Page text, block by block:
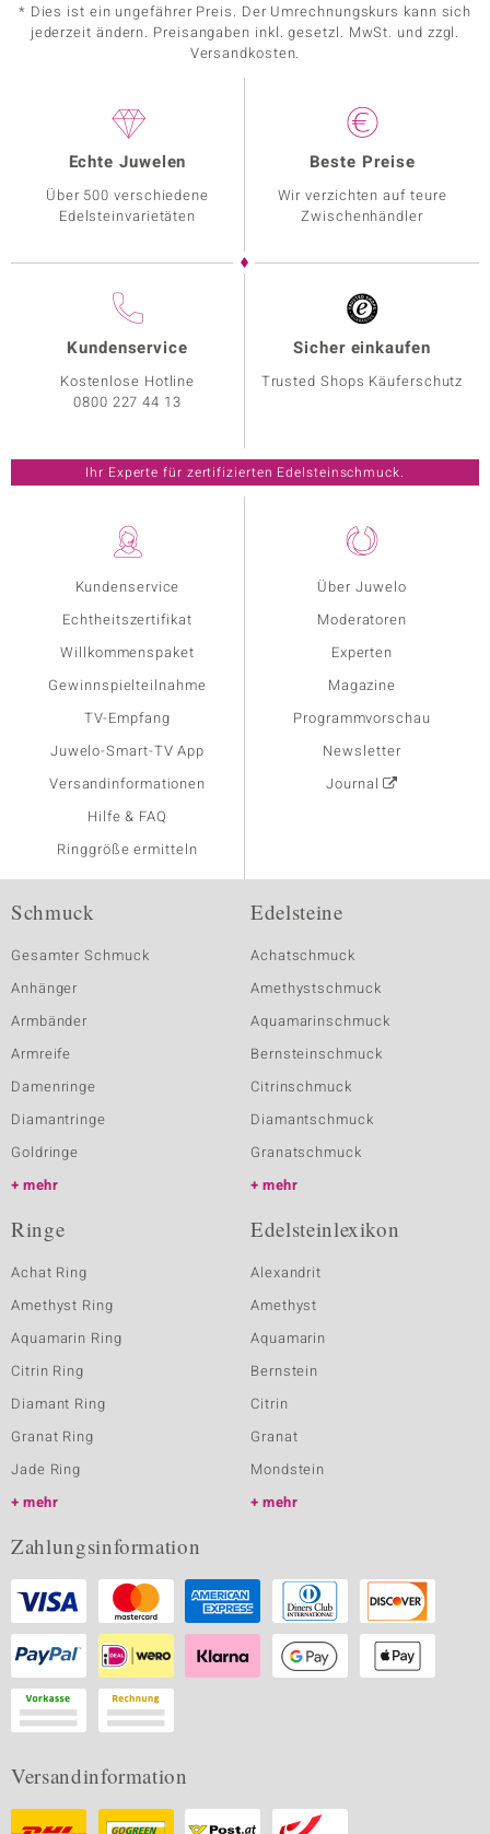
* Dies ist ein ungefährer Preis. Der Umrechnungskurs kann sich
jederzeit ändern. Preisangaben inkl. gesetzl. MwSt. und zzgl.
Versandkosten.
Kundenservice
Echtheitszertifikat
Willkommenspaket
Gewinnspielteilnahme
TV-Empfang
Juwelo-Smart-TV App
Versandinformationen
Hilfe & FAQ
Ringgröße ermitteln
Über Juwelo
Moderatoren
Experten
Magazine
Programmvorschau
Newsletter
Journal
Echte Juwelen
Über 500 verschiedene
Edelsteinvarietäten
Beste Preise
Wir verzichten auf teure
Zwischenhändler
Kundenservice
Kostenlose Hotline
0800 227 44 13
Sicher einkaufen
Trusted Shops Käuferschutz
Ihr Experte für zertifizierten Edelsteinschmuck.
Schmuck
Gesamter Schmuck
Anhänger
Armbänder
Armreife
Damenringe
Diamantringe
Goldringe
mehr
Edelsteine
Achatschmuck
Amethystschmuck
Aquamarinschmuck
Bernsteinschmuck
Citrinschmuck
Diamantschmuck
Granatschmuck
mehr
Ringe
Achat Ring
Amethyst Ring
Aquamarin Ring
Citrin Ring
Diamant Ring
Granat Ring
Jade Ring
mehr
Edelsteinlexikon
Alexandrit
Amethyst
Aquamarin
Bernstein
Citrin
Granat
Mondstein
mehr
Zahlungsinformation
Versandinformation